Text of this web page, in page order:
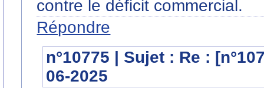
contre le déficit commercial.
Répondre
n°10775 | Sujet : Re :
06-2025